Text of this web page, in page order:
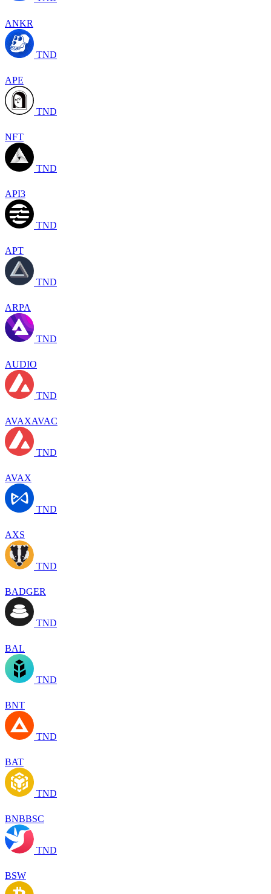
ANKR
TND
APE
TND
NFT
TND
API3
TND
APT
TND
ARPA
TND
AUDIO
TND
AVAXAVAC
TND
AVAX
TND
AXS
TND
BADGER
TND
BAL
TND
BNT
TND
BAT
TND
BNBBSC
TND
BSW